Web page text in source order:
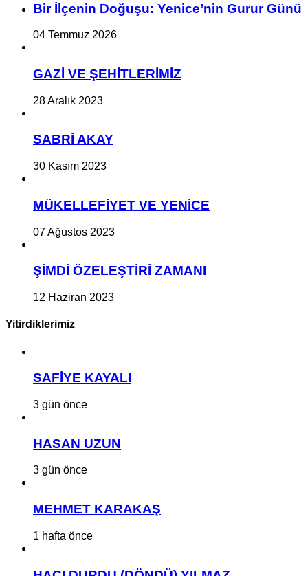
Bir İlçe­nin Do­ğu­şu: Ye­ni­ce’nin Gurur Günü
04 Temmuz 2026
GAZİ VE ŞEHİTLERİMİZ
28 Aralık 2023
SABRİ AKAY
30 Kasım 2023
MÜKELLEFİYET VE YENİCE
07 Ağustos 2023
ŞİMDİ ÖZELEŞTİRİ ZAMANI
12 Haziran 2023
Yitirdiklerimiz
SAFİYE KAYALI
3 gün önce
HASAN UZUN
3 gün önce
MEHMET KARAKAŞ
1 hafta önce